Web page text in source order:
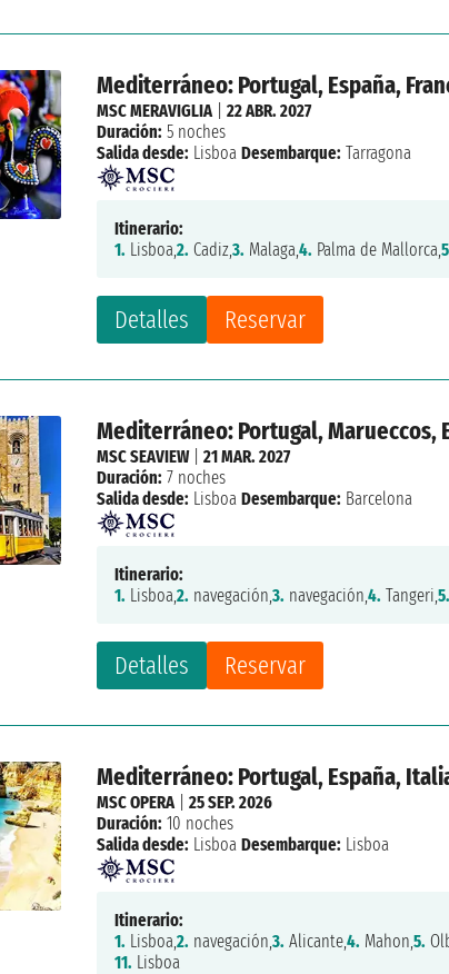
Mediterráneo: Portugal, España,
Detalles Reservar
MSC MERAVIGLIA |22 ABR. 2027
Duración: 5 noches
Salida desde: Lisboa Desembarque: Tarragona
Itinerario:
1. Lisboa,2. Cadiz,3. Malaga,4. Palma de Mallorca,
Mediterráneo: Portugal, Marueccos,
Detalles Reservar
MSC SEAVIEW|21 MAR. 2027
Duración: 7 noches
Salida desde: Lisboa Desembarque: Barcelona
Itinerario:
1. Lisboa,2. navegación,3. navegación,4. Tangeri,5.
Mediterráneo: Portugal, España,
MSC OPERA |25 SEP. 2026
Duración: 10 noches
Salida desde: Lisboa Desembarque: Lisboa
Itinerario:
1. Lisboa,2. navegación,3. Alicante,4. Mahon,5.
11. Lisboa